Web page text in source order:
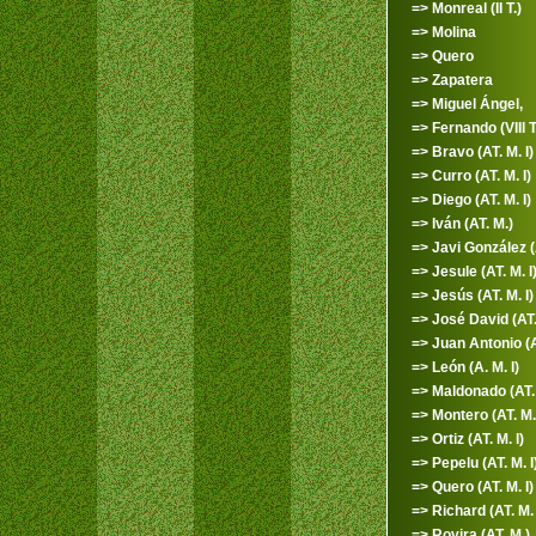
=> Monreal (II T.)
=> Molina
=> Quero
=> Zapatera
=> Miguel Ángel,
=> Fernando (VIII
=> Bravo (AT. M. I)
=> Curro (AT. M. I)
=> Diego (AT. M. I)
=> Iván (AT. M.)
=> Javi González
=> Jesule (AT. M. I)
=> Jesús (AT. M. I)
=> José David
=> Juan Antonio
=> León (A. M. I)
=> Maldonado (AT.
=> Montero (AT.
=> Ortiz (AT. M. I)
=> Pepelu (AT. M.
=> Quero (AT. M. I)
=> Richard (AT. M.